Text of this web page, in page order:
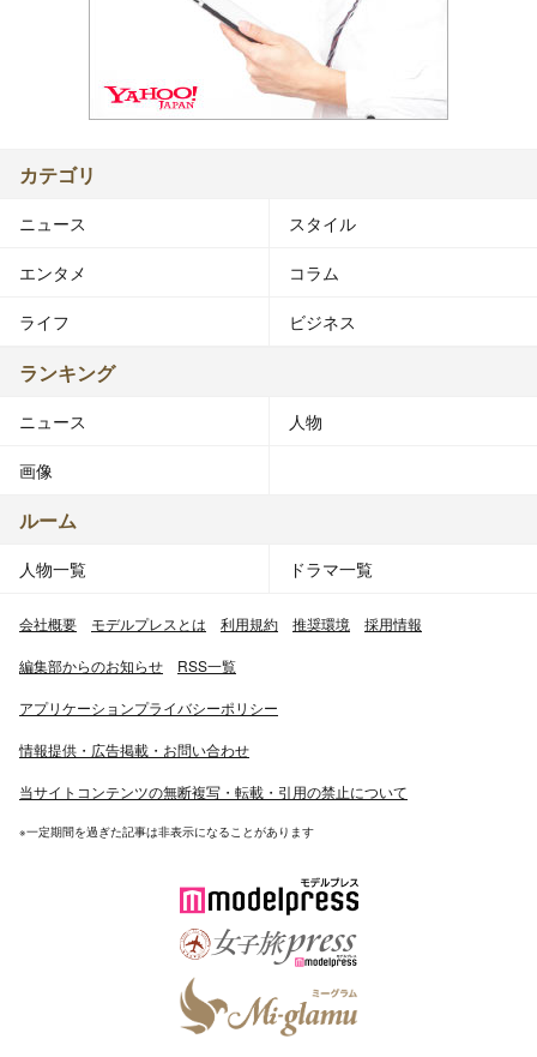
カテゴリ
ニュース スタイル
エンタメ コラム
ライフ ビジネス
ランキング
ニュース 人物
画像
ルーム
人物一覧 ドラマ一覧
会社概要 モデルプレスとは 利用規約 推奨環境 採用情報
編集部からのお知らせ RSS一覧
アプリケーションプライバシーポリシー
情報提供・広告掲載・お問い合わせ
当サイトコンテンツの無断複写・転載・引用の禁止について
※一定期間を過ぎた記事は非表示になることがあります